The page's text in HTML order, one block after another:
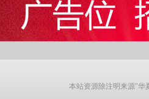
本站资源除注明来源"华